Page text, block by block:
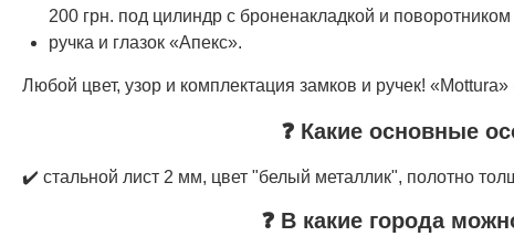
200 грн. под цилиндр с броненакладкой и поворотником
ручка и глазок «Апекс».
Любой цвет, узор и комплектация замков и ручек!
❓ Какие основные
✔️ стальной лист 2 мм, цвет "белый металлик", полотно
❓ В какие города